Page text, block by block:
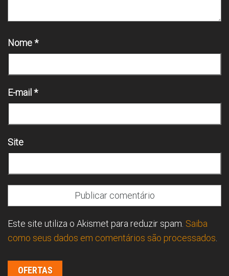
Nome*
E-mail*
Site
Este site utiliza o Akismet para reduzir spam. Saiba
como seus dados em comentários são processados
OFERTAS